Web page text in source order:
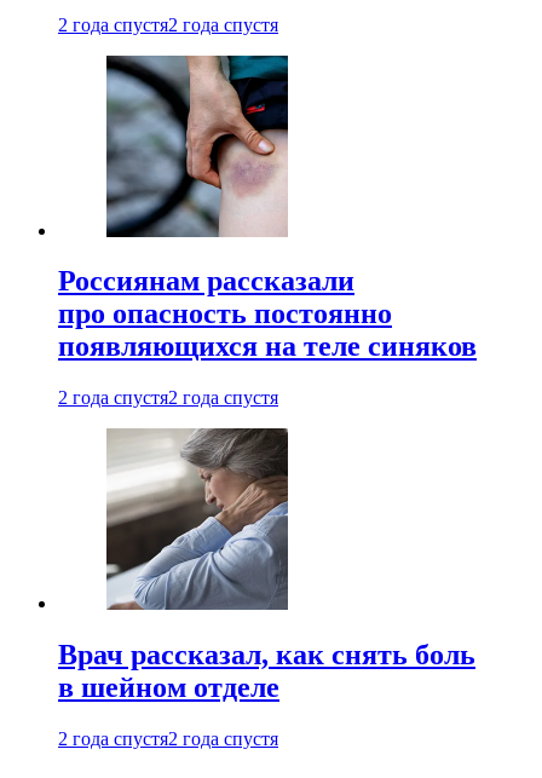
2 года спустя2 года спустя
Россиянам рассказали
про опасность постоянно
появляющихся на теле синяков
2 года спустя2 года спустя
Врач рассказал, как снять боль
в шейном отделе
2 года спустя2 года спустя